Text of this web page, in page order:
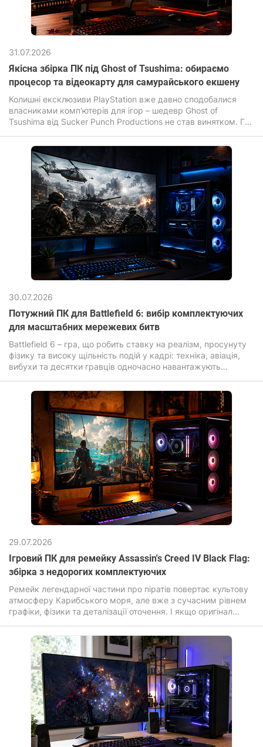
31.07.2026
Якісна збірка ПК під Ghost of Tsushima: обираємо
процесор та відеокарту для самурайського екшену
Колишні ексклюзиви PlayStation вже давно сподобалися
власниками комп'ютерів для ігор – шедевр Ghost of
Tsushima від Sucker Punch Productions не став винятком. Гра
летять за вітром та неймовірною кінематографічністю
динамічних поєдинків на катанах.
30.07.2026
Потужний ПК для Battlefield 6: вибір комплектуючих
для масштабних мережевих битв
Battlefield 6 – гра, що робить ставку на реалізм, просунуту
фізику та високу щільність подій у кадрі: техніка, авіація,
вибухи та десятки гравців одночасно навантажують
новинок.
29.07.2026
Ігровий ПК для ремейку Assassin's Creed IV Black Flag:
збірка з недорогих комплектуючих
Ремейк легендарної частини про піратів повертає культову
атмосферу Карибського моря, але вже з сучасним рівнем
графіки, фізики та деталізації оточення. І якщо оригінал
Assassin's Creed Black Flag Resynced посилює візуальну
частину: перероблені текстури, покращене освітлення,
реалістична вода та «живіший» відкритий світ. Гра
перенесена на просунутий рушій Anvil з підтримкою
ілюмінування та трасування променів.